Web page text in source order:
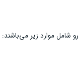
شامل موارد زیر می‌باشند: